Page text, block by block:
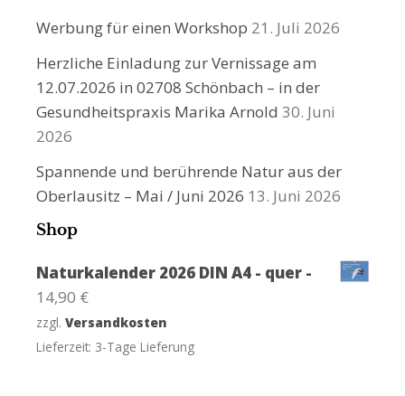
Werbung für einen Workshop 21. Juli 2026
Herzliche Einladung zur Vernissage am
12.07.2026 in 02708 Schönbach – in der
Gesundheitspraxis Marika Arnold 30. Juni
2026
Spannende und berührende Natur aus der
Oberlausitz – Mai / Juni 2026 13. Juni 2026
Shop
Naturkalender 2026 DIN A4 - quer -
14,90 €
zzgl. Versandkosten
Lieferzeit: 3-Tage Lieferung